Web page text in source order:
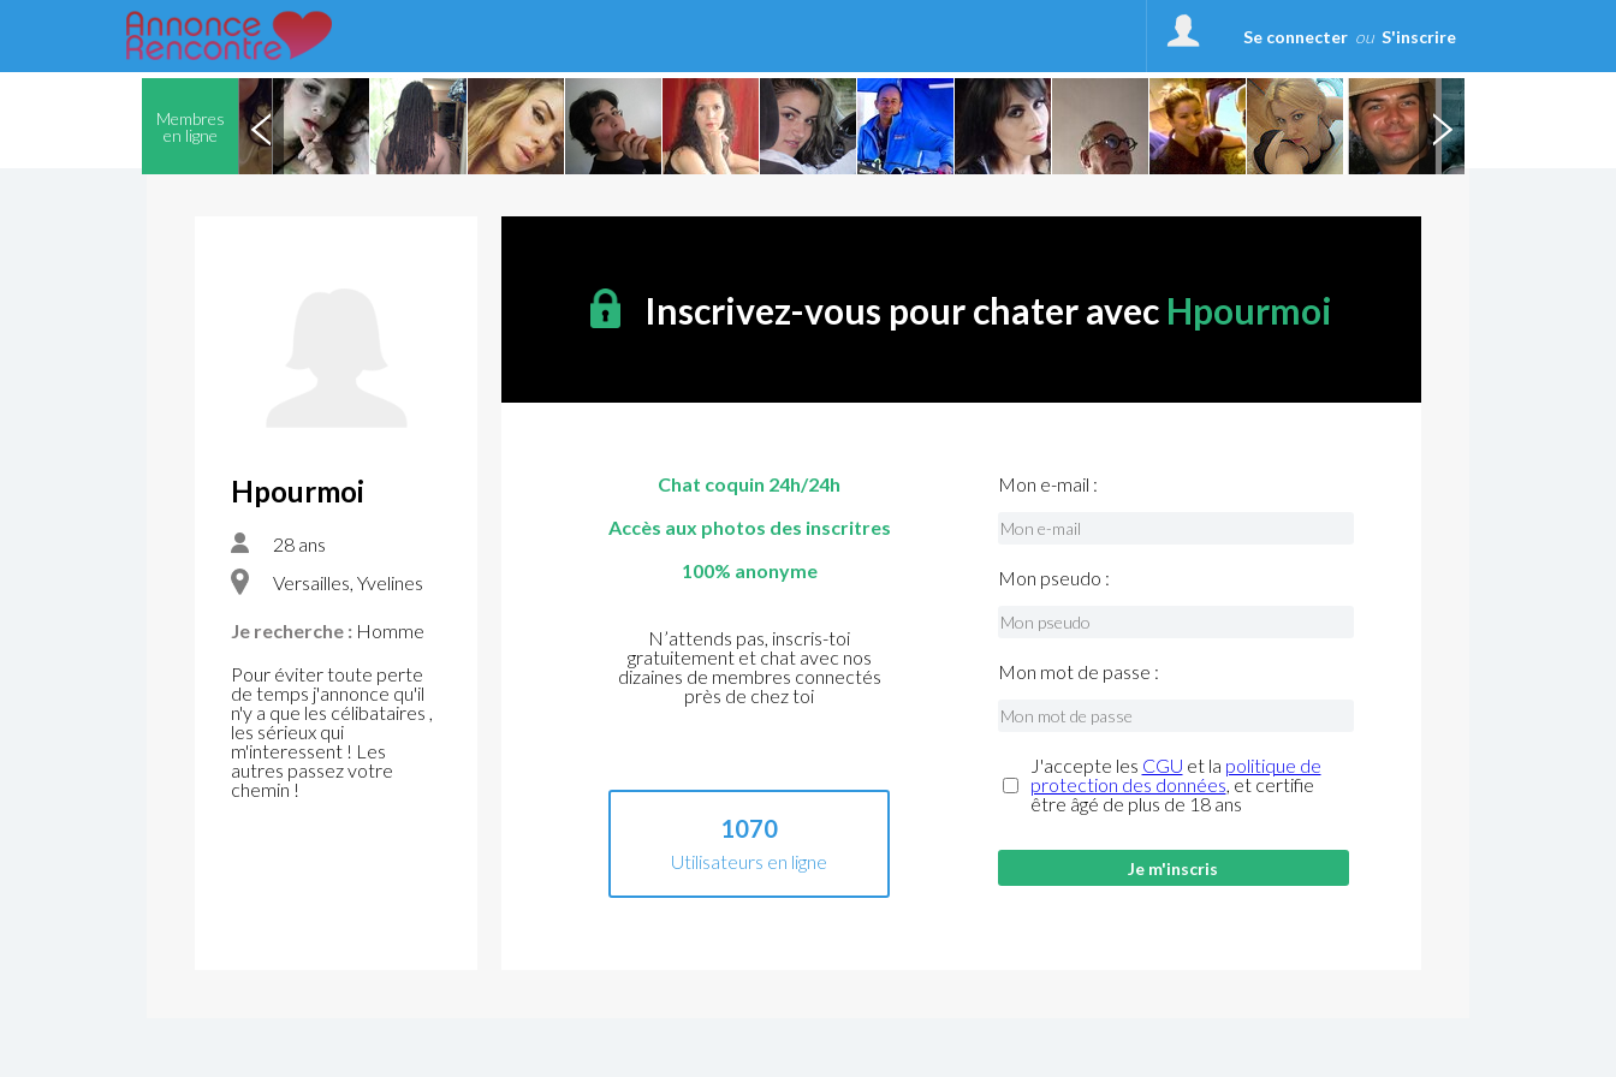
Se connecter ou S'inscrire
Membres
en ligne
Hpourmoi
28 ans
Versailles, Yvelines
Je recherche : Homme
Pour éviter toute perte
de temps j'annonce qu'il
n'y a que les célibataires ,
les sérieux qui
m'interessent ! Les
autres passez votre
chemin !
Inscrivez-vous pour chater avec Hpourmoi
Chat coquin 24h/24h
Accès aux photos des inscritres
100% anonyme
N’attends pas, inscris-toi
gratuitement et chat avec nos
dizaines de membres connectés
près de chez toi
1070
Utilisateurs en ligne
Mon e-mail :
Mon pseudo :
Mon mot de passe :
J'accepte les CGU et la politique de
protection des données, et certifie
être âgé de plus de 18 ans